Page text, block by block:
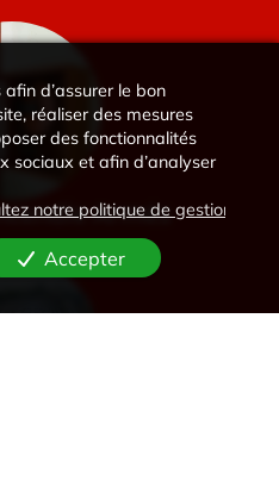
Armés
d’assurer le bon
réaliser des mesures
des fonctionnalités
sociaux et afin d’analyser
notre politique de gestion des
Accepter